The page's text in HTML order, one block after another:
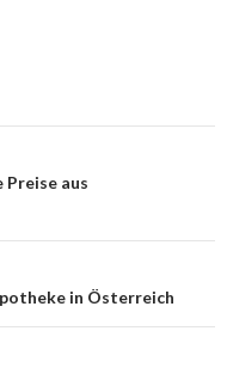
aus
in Österreich